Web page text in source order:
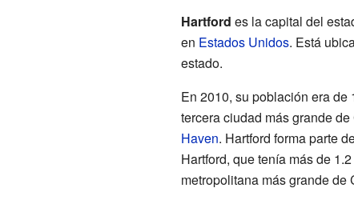
Hartford es la capital del
en Estados Unidos. Está
estado.
En 2010, su población era
tercera ciudad más grande
Haven. Hartford forma parte
Hartford, que tenía más de
metropolitana más grande de